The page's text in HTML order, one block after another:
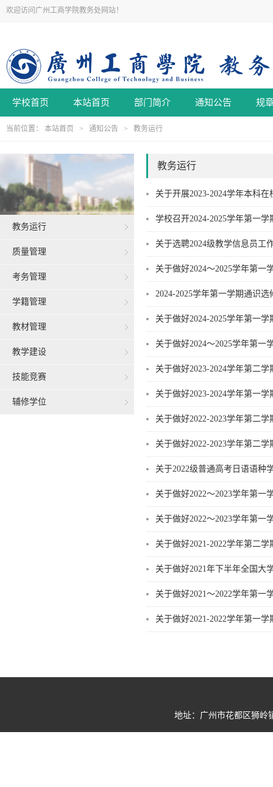
欢迎访问广州工商学院教务处网站！
学校首页 本站首页 部门简介 通知公告 规
当前位置： 本站首页 > 通知公告 > 教务运行
教务运行
质量管理
考务管理
学籍管理
教材管理
教学建设
技能竞赛
辅修学位
教务运行
关于开展2023-2024学年本科
学校召开2024-2025学年第一
关于选聘2024级教学信息员工
关于做好2024～2025学年第一
2024-2025学年第一学期通识
关于做好2024-2025学年第一
关于做好2024～2025学年第一
关于做好2023-2024学年第二
关于做好2023-2024学年第一
关于做好2022-2023学年第二
关于做好2022-2023学年第二
关于2022级普通高考日语语种
关于做好2022～2023学年第一
关于做好2022～2023学年第一
关于做好2021-2022学年第二
关于做好2021年下半年全国大
关于做好2021～2022学年第一
关于做好2021-2022学年第一
地址：广州市花都区狮岭